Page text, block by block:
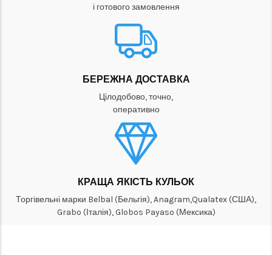
і готового замовлення
БЕРЕЖНА ДОСТАВКА
Цілодобово, точно,
оперативно
КРАЩА ЯКІСТЬ КУЛЬОК
Торгівельні марки Belbal (Бельгія), Anagram,Qualatex (США),
Grabo (Італія), Globos Payaso (Мексика)